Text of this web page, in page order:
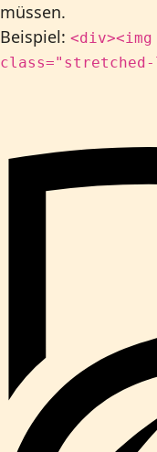
müssen.
Beispiel: